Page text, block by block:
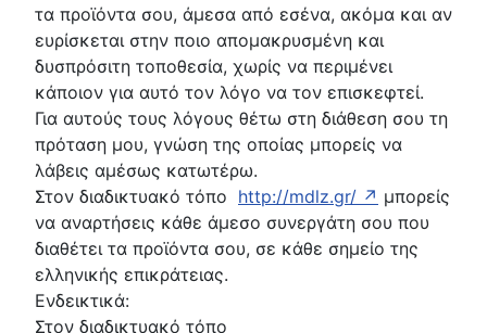
τα προϊόντα σου, άμεσα από εσένα, ακόμα και αν
ευρίσκεται στην ποιο απομακρυσμένη και
δυσπρόσιτη τοποθεσία, χωρίς να περιμένει
κάποιον για αυτό τον λόγο να τον επισκεφτεί.
Για αυτούς τους λόγους θέτω στη διάθεση σου τη
πρόταση μου, γνώση της οποίας μπορείς να
λάβεις αμέσως κατωτέρω.
Στον διαδικτυακό τόπο http://mdlz.gr/ ↗ μπορείς
να αναρτήσεις κάθε άμεσο συνεργάτη σου που
διαθέτει τα προϊόντα σου, σε κάθε σημείο της
ελληνικής επικράτειας.
Ενδεικτικά:
Στον διαδικτυακό τόπο